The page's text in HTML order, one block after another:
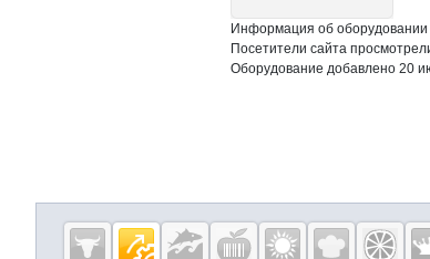
Информация об оборудовании
Посетители сайта
Оборудование добавлено 20
Дополнительная информация
Cсылки на полезные проекты